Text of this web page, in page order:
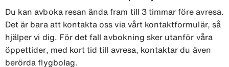
Du kan avboka resan ända fram till 3 timmar före avresa.
Det är bara att kontakta oss via vårt kontaktformulär, så
hjälper vi dig. För det fall avbokning sker utanför våra
öppettider, med kort tid till avresa, kontaktar du även
berörda flygbolag.